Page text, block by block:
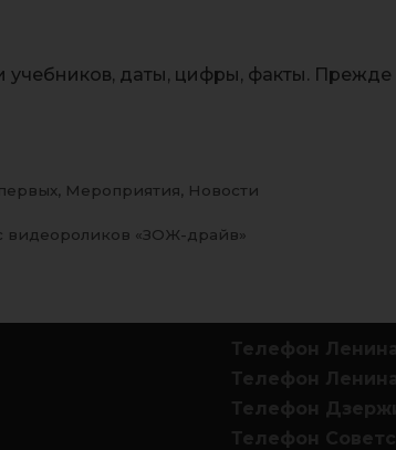
учебников, даты, цифры, факты. Прежде
Мероприятия
Новости
видеороликов «ЗОЖ-драйв»